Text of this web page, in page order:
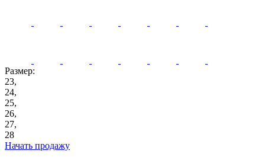
Размер:
23,
24,
25,
26,
27,
28
Начать продажу